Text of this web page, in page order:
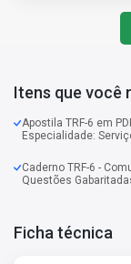
Itens que você
Apostila TRF-6 em
Especialidade:
Caderno TRF-6 -
Questões
Ficha técnica